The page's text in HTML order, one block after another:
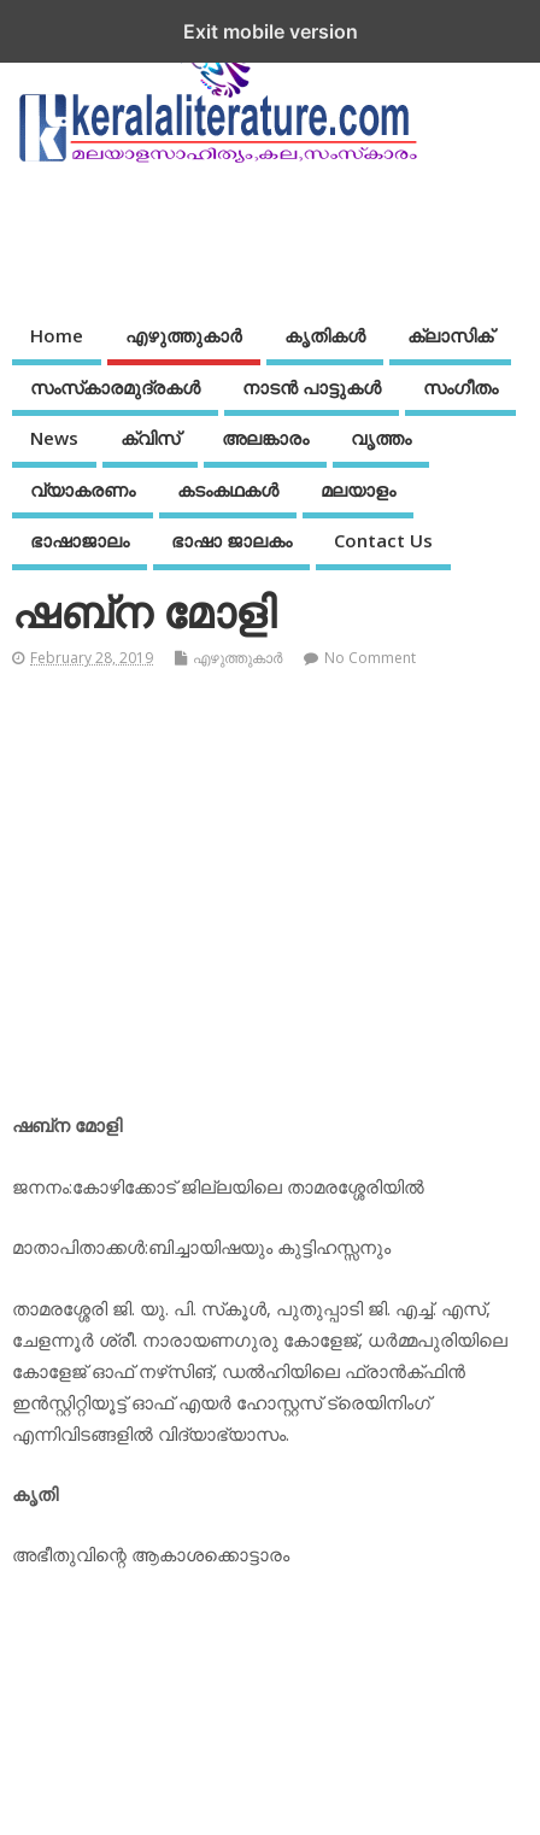
Home എഴുത്തുകാര്‍ കൃതികൾ ക്ലാസിക്
സംസ്‌കാരമുദ്രകള്‍ നാടന്‍ പാട്ടുകള്‍ സംഗീതം
News ക്വിസ് അലങ്കാരം വൃത്തം
വ്യാകരണം കടംകഥകള്‍ മലയാളം
ഭാഷാജാലം ഭാഷാ ജാലകം Contact Us
ഷബ്‌ന മോളി
February 28, 2019 എഴുത്തുകാര്‍ No Comment
ഷബ്‌ന മോളി
ജനനം:കോഴിക്കോട് ജില്ലയിലെ താമരശ്ശേരിയില്‍
മാതാപിതാക്കള്‍:ബിച്ചായിഷയും കുട്ടിഹസ്സനും
താമരശ്ശേരി ജി. യു. പി. സ്‌കൂള്‍, പുതുപ്പാടി ജി. എച്ച്. എസ്,
ചേളന്നൂര്‍ ശ്രീ. നാരായണഗുരു കോളേജ്, ധര്‍മ്മപുരിയിലെ
കോളേജ് ഓഫ് നഴ്‌സിങ്, ഡല്‍ഹിയിലെ ഫ്രാന്‍ക്ഫിന്‍
ഇന്‍സ്റ്റിറ്റിയൂട്ട് ഓഫ് എയര്‍ ഹോസ്റ്റസ് ട്രെയിനിംഗ്
എന്നിവിടങ്ങളില്‍ വിദ്യാഭ്യാസം.
കൃതി
അഭീതുവിന്റെ ആകാശക്കൊട്ടാരം
Exit mobile version